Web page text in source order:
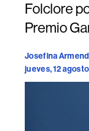
Folclore
Premio
Josefina
jueves, 12